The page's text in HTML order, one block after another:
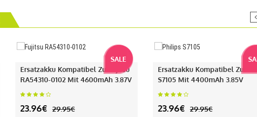
SALE
Ersatzakku Kompatibel Zu Fujitsu
RA54310-0102 Mit 4600mAh 3.87V
23.96€ 29.95€
Ersatzakku Kompatibel Zu
S7105 Mit 4400mAh 3.85V
23.96€ 29.95€